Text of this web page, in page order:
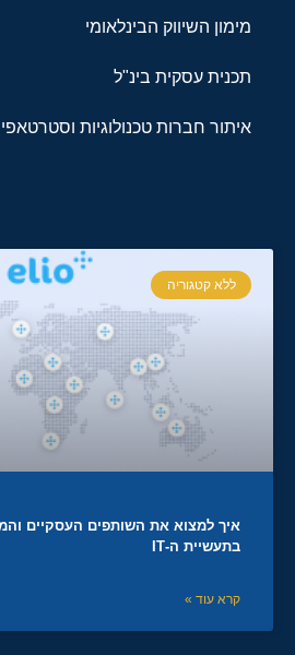
מימון השיווק הבינלאומי
תכנית עסקית בינ"ל
איתור חברות טכנולוגיות
ללא קטגוריה
איך למצוא את השותפים העסקיים
בתעשיית ה-IT
קרא עוד »